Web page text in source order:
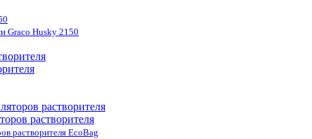
Graco Husky 2150
растворителя
растворителя EcoBag